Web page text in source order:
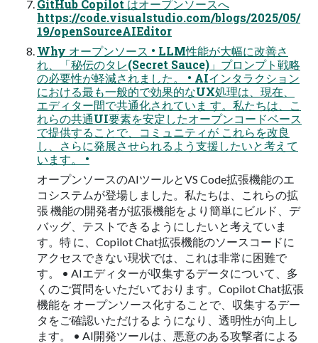
GitHub Copilot はオープンソースへ
https://code.visualstudio.com/blogs/2025/05/
19/openSourceAIEditor
Why オープンソース • LLM性能が⼤幅に改善さ
れ、「秘伝のタレ(Secret Sauce)」プロンプト戦略
の必要性が軽減されました。 • AIインタラクション
における最も⼀般的で効果的なUX処理は、現在、
エディター間で共通化されていま す。私たちは、こ
れらの共通UI要素を安定したオープンコードベース
で提供することで、コミュニティが これらを改良
し、さらに発展させられるよう⽀援したいと考えて
います。 •
オープンソースのAIツールとVS Code拡張機能のエ
コシステムが登場しました。私たちは、これらの拡
張 機能の開発者が拡張機能をより簡単にビルド、デ
バッグ、テストできるようにしたいと考えていま
す。特 に、Copilot Chat拡張機能のソースコードに
アクセスできない現状では、これは⾮常に困難で
す。 • AIエディターが収集するデータについて、多
くのご質問をいただいております。Copilot Chat拡張
機能を オープンソース化することで、収集するデー
タをご確認いただけるようになり、透明性が向上し
ます。 • AI開発ツールは、悪意のある攻撃者による